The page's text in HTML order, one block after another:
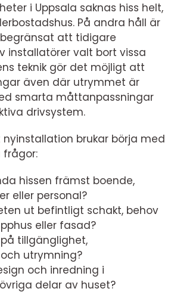
i Uppsala saknas hiss helt,
På andra håll är
att tidigare
installatörer valt bort vissa
teknik gör det möjligt att
även där utrymmet är
smarta måttanpassningar
drivsystem.
nyinstallation brukar börja med
hissen främst boende,
eller personal?
ut befintligt schakt, behov
eller fasad?
tillgänglighet,
utrymning?
och inredning i
delar av huset?